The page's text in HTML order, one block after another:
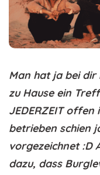
Man hat ja bei dir
zu Hause ein
JEDERZEIT offen
betrieben schien
vorgezeichnet :D
dazu, dass